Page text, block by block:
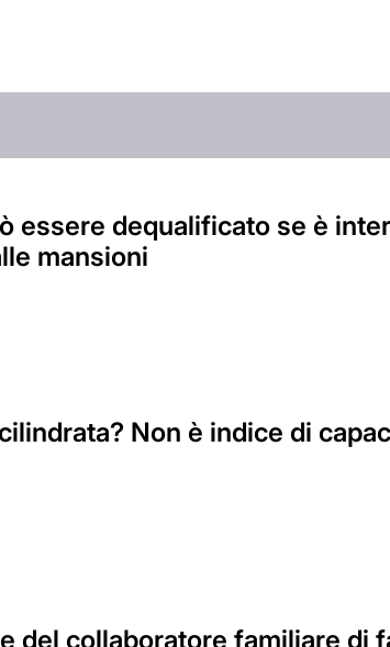
essere dequalificato se è
mansioni
Non è indice di
del collaboratore familiare di